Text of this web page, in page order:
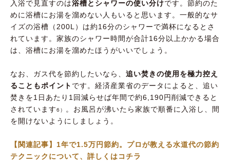
入浴で見直すのは浴槽とシャワーの使い分けです。節約のた
めに浴槽にお湯を溜めない人もいると思います。一般的なサ
イズの浴槽（200L）は約16分のシャワーで満杯になるとさ
れています。家族のシャワー時間が合計16分以上かかる場合
は、浴槽にお湯を溜めたほうがいいでしょう。
なお、ガス代を節約したいなら、 追い焚きの使用を極力控え
ることもポイント です。経済産業省のデータによると、追い
焚きを1日あたり1回減らせば年間で約6,190円削減できると
されています6）
。お風呂が沸いたら家族で順番に入浴し、間
を開けないようにしましょう。
【関連記事】1年で1.5万円節約。プロが教える水道代の節約
テクニックについて、詳しくはコチラ